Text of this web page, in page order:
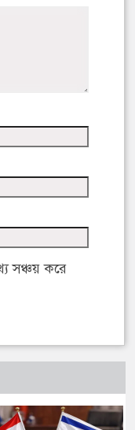
সঞ্চয় করে